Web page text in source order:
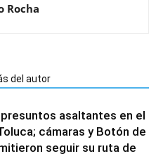
Rocha
del autor
asaltantes en el
cámaras y Botón de
seguir su ruta de